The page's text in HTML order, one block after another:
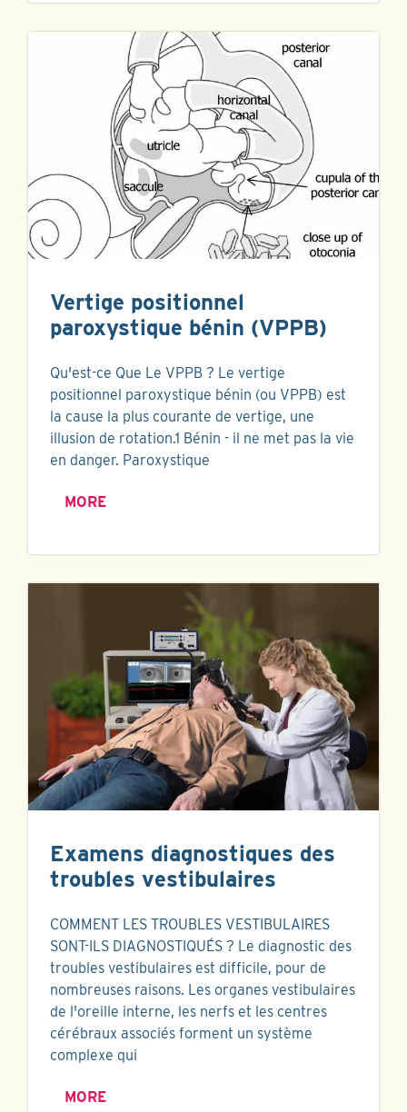
Vertige positionnel
paroxystique bénin (VPPB)
Qu'est-ce Que Le VPPB ? Le vertige
positionnel paroxystique bénin (ou VPPB) est
la cause la plus courante de vertige, une
illusion de rotation.1 Bénin - il ne met pas la vie
en danger. Paroxystique
MORE
Examens diagnostiques des
troubles vestibulaires
COMMENT LES TROUBLES VESTIBULAIRES
SONT-ILS DIAGNOSTIQUÉS ? Le diagnostic des
troubles vestibulaires est difficile, pour de
nombreuses raisons. Les organes vestibulaires
de l'oreille interne, les nerfs et les centres
cérébraux associés forment un système
complexe qui
MORE